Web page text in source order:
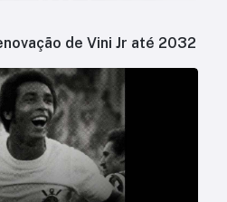
de Vini Jr até 2032